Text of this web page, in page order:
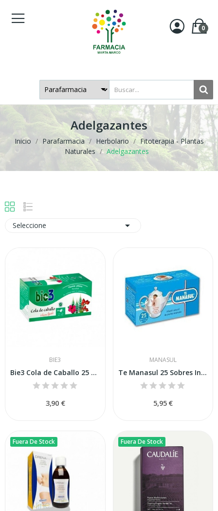
0
Adelgazantes
Inicio Parafarmacia Herbolario
Fitoterapia - Plantas
Naturales
Adelgazantes
Seleccione 
BIE3
Bie3 Cola de Caballo 25 Bolsitas
3,90 €
MANASUL
Te Manasul 25 Sobres Infusion
5,95 €
Fuera De Stock Fuera De Stock